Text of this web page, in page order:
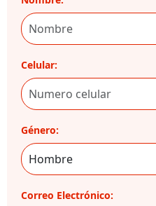
Celular:
Género:
Correo Electrónico: